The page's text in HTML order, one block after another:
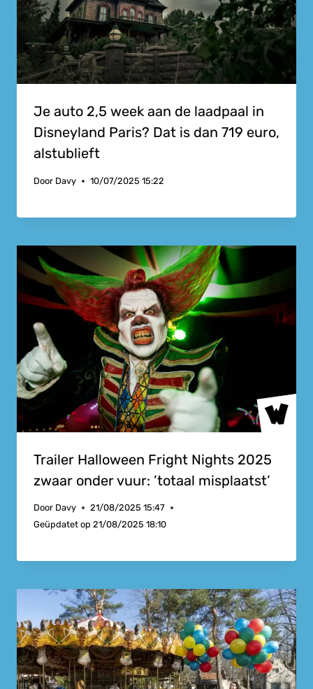
Je auto 2,5 week aan de laadpaal in
Disneyland Paris? Dat is dan 719 euro,
alstublieft
Door Davy 10/07/2025 15:22
Trailer Halloween Fright Nights 2025
zwaar onder vuur: ’totaal misplaatst’
Door Davy
21/08/2025 15:47
Geüpdatet op 21/08/2025 18:10